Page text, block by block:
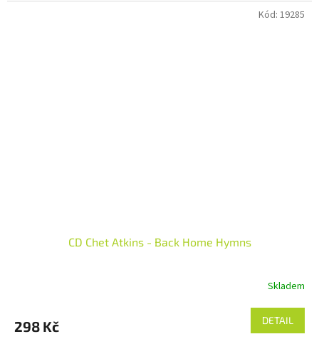
CD Chet Atkins - Back Home Hymns
Skladem
298 Kč DETAIL
Kód: 19285